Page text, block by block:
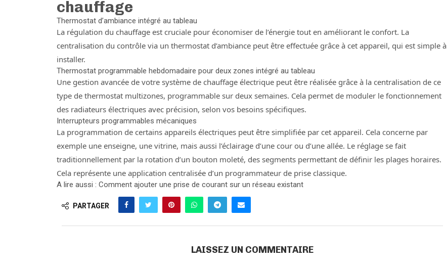
chauffage
Thermostat d’ambiance intégré au tableau
La régulation du chauffage est cruciale pour économiser de l’énergie tout en améliorant le confort. La
centralisation du contrôle via un thermostat d’ambiance peut être effectuée grâce à cet appareil, qui est simple à
installer.
Thermostat programmable hebdomadaire pour deux zones intégré au tableau
Une gestion avancée de votre système de chauffage électrique peut être réalisée grâce à la centralisation de ce
type de thermostat multizones, programmable sur deux semaines. Cela permet de moduler le fonctionnement
des radiateurs électriques avec précision, selon vos besoins spécifiques.
Interrupteurs programmables mécaniques
La programmation de certains appareils électriques peut être simplifiée par cet appareil. Cela concerne par
exemple une enseigne, une vitrine, mais aussi l’éclairage d’une cour ou d’une allée. Le réglage se fait
traditionnellement par la rotation d’un bouton moleté, des segments permettant de définir les plages horaires.
Cela représente une application centralisée d’un programmateur de prise classique.
A lire aussi : Comment ajouter une prise de courant sur un réseau existant
PARTAGER
LAISSEZ UN COMMENTAIRE